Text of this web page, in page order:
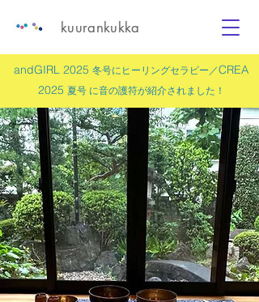
andGIRL 2025 冬号にヒーリングセラピー／CREA
2025 夏号 に音の護符が紹介されました！
kuurankukka